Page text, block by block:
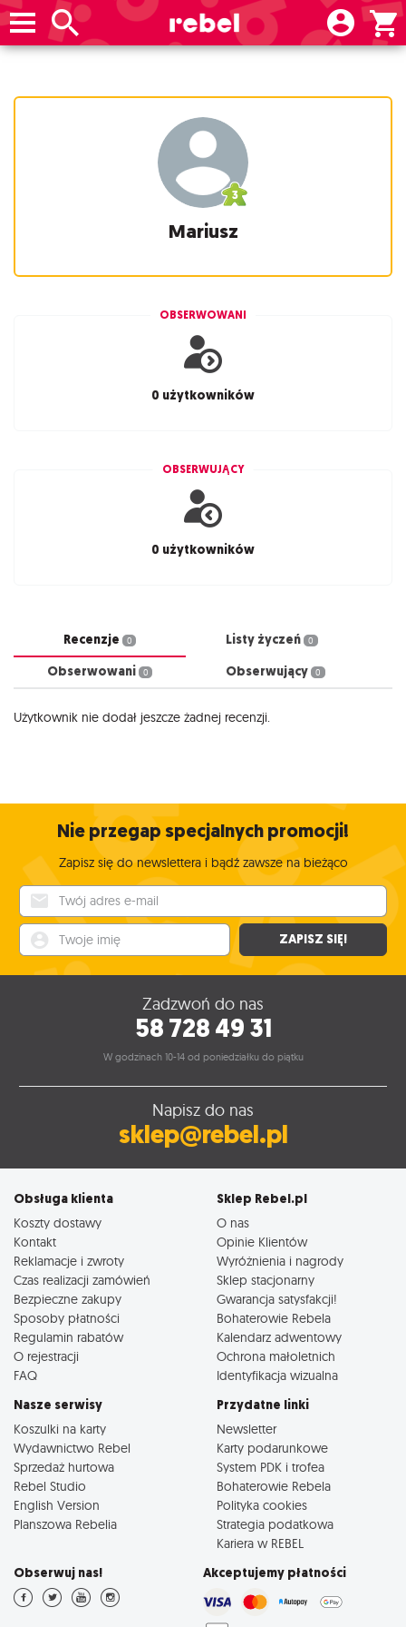
Mariusz
OBSERWOWANI
0 użytkowników
OBSERWUJĄCY
0 użytkowników
Recenzje 0 Listy życzeń 0
Obserwowani 0 Obserwujący 0
Użytkownik nie dodał jeszcze żadnej recenzji.
Nie przegap specjalnych promocji!
Zapisz się do newslettera i bądź zawsze na bieżąco
ZAPISZ SIĘ!
Zadzwoń do nas
58 728 49 31
W godzinach 10-14 od poniedziałku do piątku
Napisz do nas
sklep@rebel.pl
Obsługa klienta
Koszty dostawy
Kontakt
Reklamacje i zwroty
Czas realizacji zamówień
Bezpieczne zakupy
Sposoby płatności
Regulamin rabatów
O rejestracji
FAQ
Sklep Rebel.pl
O nas
Opinie Klientów
Wyróżnienia i nagrody
Sklep stacjonarny
Gwarancja satysfakcji!
Bohaterowie Rebela
Kalendarz adwentowy
Ochrona małoletnich
Identyfikacja wizualna
Nasze serwisy
Koszulki na karty
Wydawnictwo Rebel
Sprzedaż hurtowa
Rebel Studio
English Version
Planszowa Rebelia
Przydatne linki
Newsletter
Karty podarunkowe
System PDK i trofea
Bohaterowie Rebela
Polityka cookies
Strategia podatkowa
Kariera w REBEL
Obserwuj nas! Akceptujemy płatności